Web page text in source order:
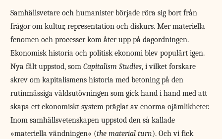
Samhällsvetare och humanister började röra sig bort från
frågor om kultur, representation och diskurs. Mer materiella
fenomen och processer kom åter upp på dagordningen.
Ekonomisk historia och politisk ekonomi blev populärt igen.
Nya fält uppstod, somCapitalism Studies, i vilket forskare
skrev om kapitalismens historia med betoning på den
rutinmässiga våldsutövningen som gick hand i hand med att
skapa ett ekonomiskt system präglat av enorma ojämlikheter.
Inom samhällsvetenskapen uppstod den så kallade
»materiella vändningen« (the material turn). Och vi fick